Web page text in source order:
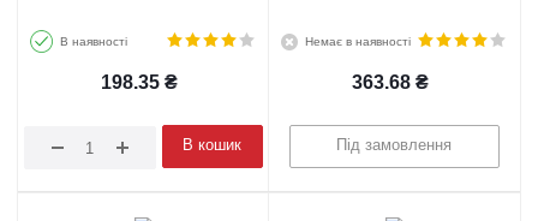
В наявності
198.35 ₴
В кошик
Немає в наявності
363.68 ₴
Під замовлення